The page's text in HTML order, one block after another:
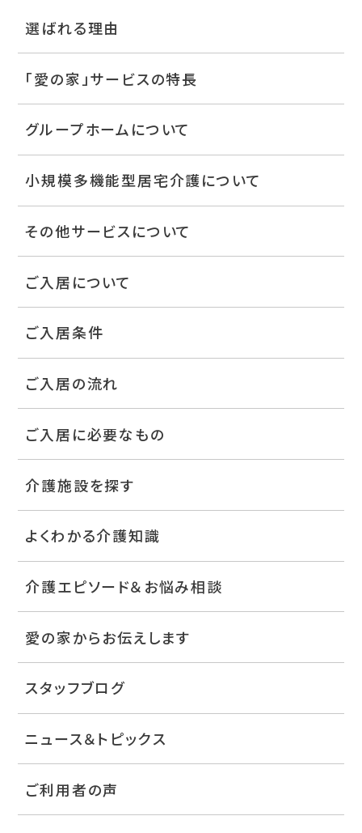
選ばれる理由
「愛の家」サービスの特長
グループホームについて
小規模多機能型居宅介護について
その他サービスについて
ご入居について
ご入居条件
ご入居の流れ
ご入居に必要なもの
介護施設を探す
よくわかる介護知識
介護エピソード＆お悩み相談
愛の家からお伝えします
スタッフブログ
ニュース＆トピックス
ご利用者の声